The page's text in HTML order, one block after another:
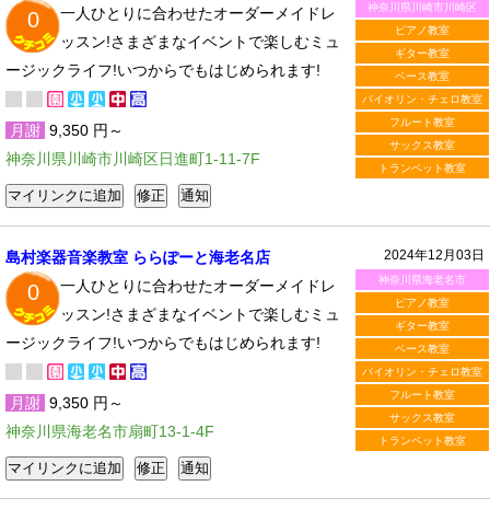
神奈川県川崎市川崎区
ピアノ教室
ギター教室
ベース教室
バイオリン・チェロ教室
フルート教室
サックス教室
トランペット教室
0
一人ひとりに合わせたオーダーメイドレ
ッスン!さまざまなイベントで楽しむミュ
ージックライフ!いつからでもはじめられます!
月謝 9,350 円～
神奈川県川崎市川崎区日進町1-11-7F
2024年12月03日
神奈川県海老名市
ピアノ教室
ギター教室
ベース教室
バイオリン・チェロ教室
フルート教室
サックス教室
トランペット教室
島村楽器音楽教室 ららぽーと海老名店
0
一人ひとりに合わせたオーダーメイドレ
ッスン!さまざまなイベントで楽しむミュ
ージックライフ!いつからでもはじめられます!
月謝 9,350 円～
神奈川県海老名市扇町13-1-4F